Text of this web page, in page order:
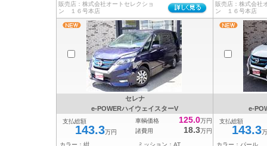
販売店：株式会社オートセレクショ
ン １６号本店
販売店：株式会社
ン １６号本店
セレナ
e-POWERハイウェイスターV
支払総額
143.3万円
車輌価格 125.0万円
諸費用
18.3万円
カラー： 紺 ミッション： AT
e-
支払総額
143.3
カラー： パール